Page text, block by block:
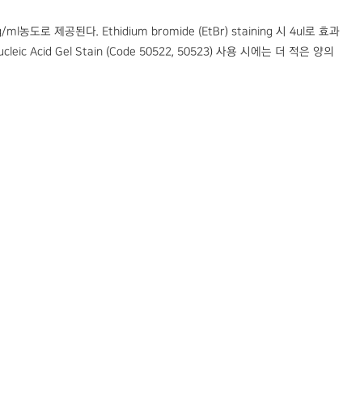
ml농도로 제공된다. Ethidium bromide (EtBr) staining 시 4ul로 효과
Acid Gel Stain (Code 50522, 50523) 사용 시에는 더 적은 양의